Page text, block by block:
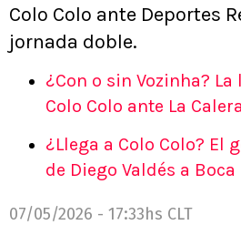
Colo Colo ante Deportes
jornada doble.
¿Con o sin Vozinha?
Colo Colo ante La Calera
¿Llega a Colo Colo? El
de Diego Valdés a Boca
07/05/2026 - 17:33hs CLT